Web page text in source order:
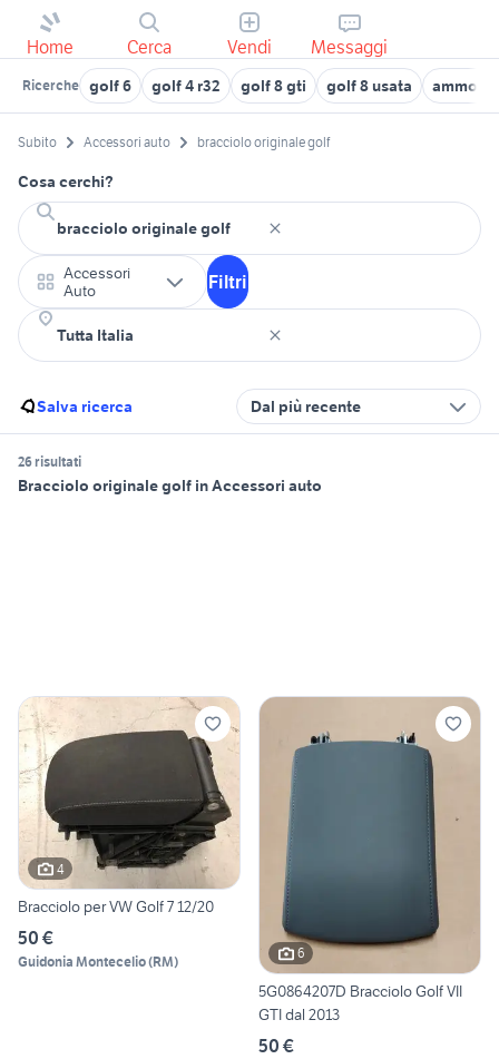
Home Cerca Vendi Messaggi
Ricerche golf 6 golf 4 r32 golf 8 gti golf 8 usata
Subito Accessori auto bracciolo originale golf
Cosa cerchi?
Accessori
Auto
Filtri
Salva ricerca Dal più recente
26 risultati
Bracciolo originale golf in Accessori auto
4
Bracciolo per VW Golf 7 12/20
50 €
Guidonia Montecelio(RM)
6
5G0864207D Bracciolo Golf VII
GTI dal 2013
50 €